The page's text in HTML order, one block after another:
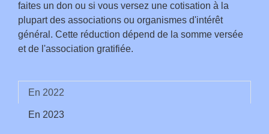
faites un don ou si vous versez une cotisation à la
plupart des associations ou organismes d'intérêt
général. Cette réduction dépend de la somme versée
et de l'association gratifiée.
En 2022
En 2023